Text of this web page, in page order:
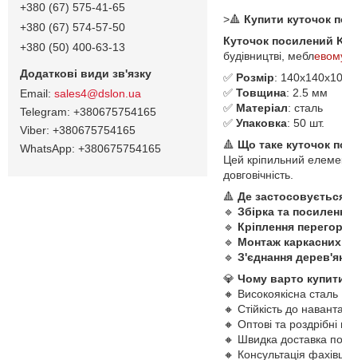
>🔺 Купити куточок
Куточок посилений
будівництві, мебл
✅ Розмір:
✅ Товщина: 2.5 мм
✅ Матеріал: сталь
✅ Упаковка: 50 шт.
🔺 Що таке куточок
Цей кріпильний
довговічність.
🔺 Де
🔹 Збірка та
🔹 Кріплення
🔹 Монтаж каркасних
🔹 З'єднання
💎 Чому варто
🔸 Високоякісна сталь
🔸 Стійкість до
🔸 Оптові та роздрібні
🔸 Швидка доставка по
🔸 Консультація
+380 (67) 575-41-65
+380 (67) 574-57-50
+380 (50) 400-63-13
sales4@dslon.ua
+380675754165
+380675754165
+380675754165